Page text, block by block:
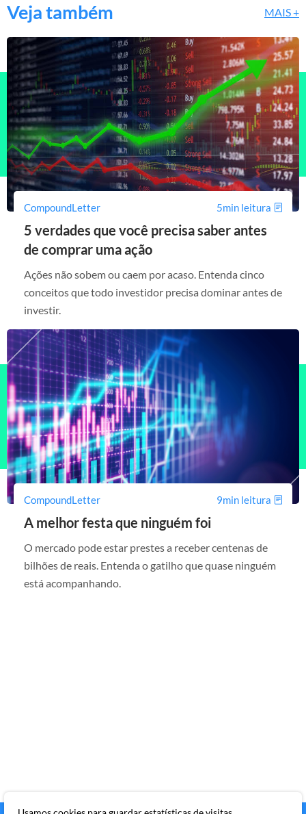
Veja também MAIS +
CompoundLetter 5min leitura
5 verdades que você precisa saber antes
de comprar uma ação
Ações não sobem ou caem por acaso. Entenda cinco
conceitos que todo investidor precisa dominar antes de
investir.
CompoundLetter 9min leitura
A melhor festa que ninguém foi
O mercado pode estar prestes a receber centenas de
bilhões de reais. Entenda o gatilho que quase ninguém
está acompanhando.